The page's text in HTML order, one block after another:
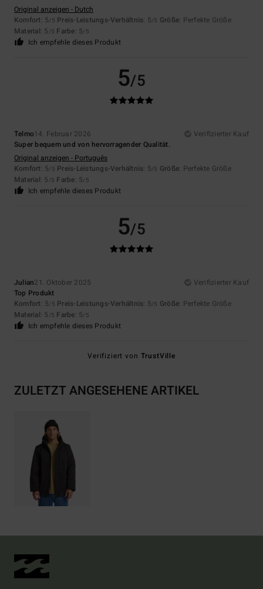
Original anzeigen - Dutch
Komfort: 5/5 Preis-Leistungs-Verhältnis: 5/5 Größe: Perfekte Größe
Material: 5 /5 Farbe: 5/5
Ich empfehle dieses Produkt
5/5
Telmo14. Februar 2026
Verifizierter Kauf
Super bequem und von hervorragender Qualität.
Original anzeigen - Português
Komfort: 5/5 Preis-Leistungs-Verhältnis: 5/5 Größe: Perfekte Größe
Material: 5 /5 Farbe: 5/5
Ich empfehle dieses Produkt
5/5
Julian21. Oktober 2025
Verifizierter Kauf
Top Produkt
Komfort: 5/5 Preis-Leistungs-Verhältnis: 5/5 Größe: Perfekte Größe
Material: 5 /5 Farbe: 5/5
Ich empfehle dieses Produkt
Verifiziert von TrustVille
ZULETZT ANGESEHENE ARTIKEL